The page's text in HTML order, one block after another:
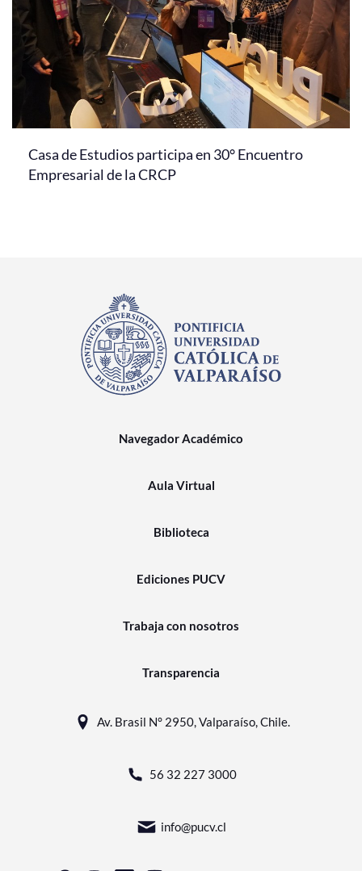
Casa de Estudios participa en 30° Encuentro
Empresarial de la CRCP
Navegador Académico
Aula Virtual
Biblioteca
Ediciones PUCV
Trabaja con nosotros
Transparencia
Av. Brasil N° 2950, Valparaíso, Chile.
56 32 227 3000
info@pucv.cl